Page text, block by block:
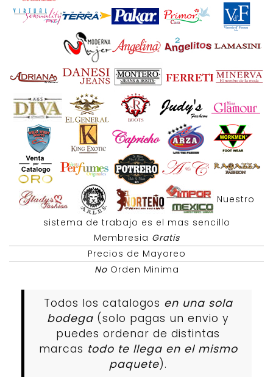
Nuestro
sistema de trabajo es el mas sencillo
Membresia Gratis
Precios de Mayoreo
NoOrden Minima
Todos los catalogos en una sola
bodega (solo pagas un envio y
puedes ordenar de distintas
marcas todo te llega en el mismo
paquete).